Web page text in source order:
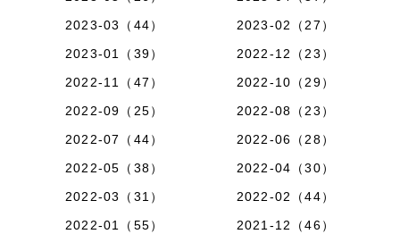
2023-03（44）
2023-02（27）
2023-01（39）
2022-12（23）
2022-11（47）
2022-10（29）
2022-09（25）
2022-08（23）
2022-07（44）
2022-06（28）
2022-05（38）
2022-04（30）
2022-03（31）
2022-02（44）
2022-01（55）
2021-12（46）